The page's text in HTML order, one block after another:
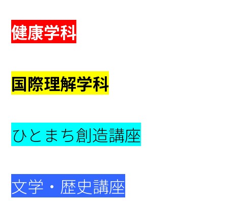
健康学科
国際理解学科
ひとまち創造講座
文学・歴史講座